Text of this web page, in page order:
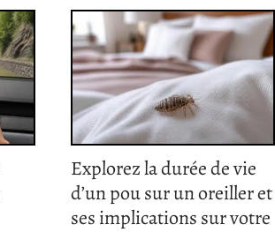
Explorez la durée de vie
d’un pou sur un oreiller et
ses implications sur votre